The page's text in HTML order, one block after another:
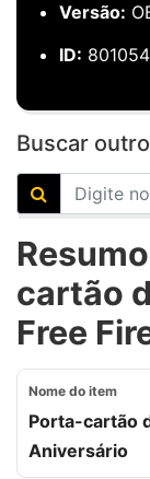
Versão:
ID:
Buscar
cartão
Free
Nome do item
Porta-cartão
Aniversário